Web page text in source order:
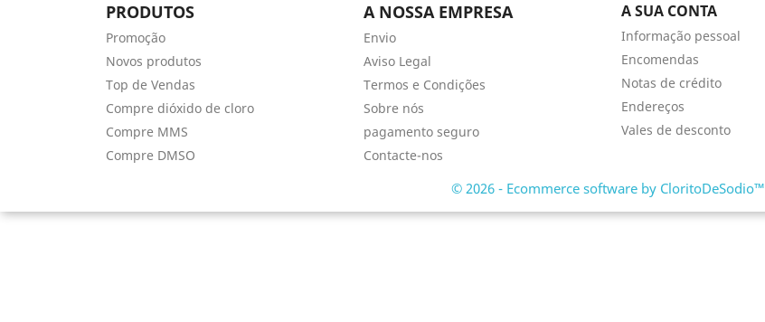
PRODUTOS
Promoção
Novos produtos
Top de Vendas
Compre dióxido de cloro
Compre MMS
Compre DMSO
A NOSSA EMPRESA
Envio
Aviso Legal
Termos e Condições
Sobre nós
pagamento seguro
Contacte-nos
A SUA CONTA
Informação pessoal
Encomendas
Notas de crédito
Endereços
Vales de desconto
© 2026 - Ecommerce software by CloritoDeSodio™